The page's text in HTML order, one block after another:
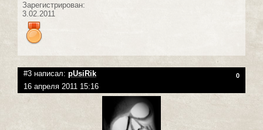
Зарегистрирован:
3.02.2011
#3 написал: pUsiRik 0
16 апреля 2011 15:16